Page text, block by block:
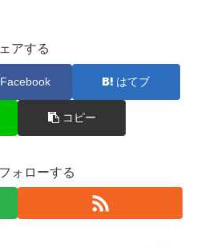
アする
Facebook はてブ
コピー
ォローする